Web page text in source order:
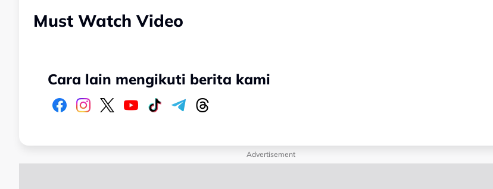
Must Watch Video
Cara lain mengikuti berita kami
Advertisement